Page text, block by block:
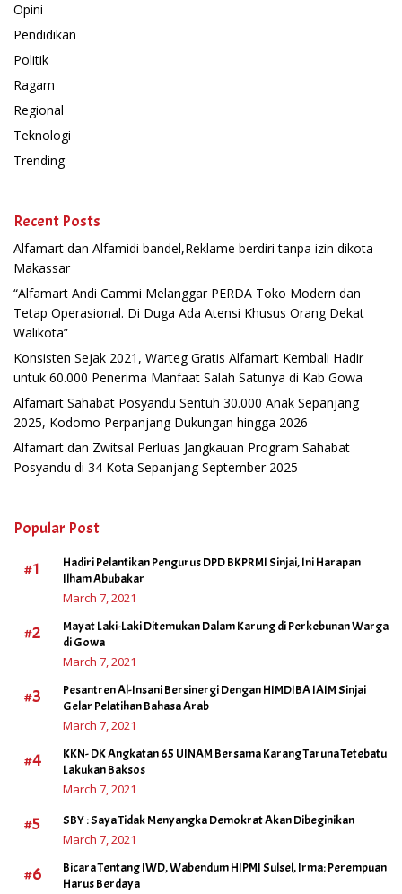
Opini
Pendidikan
Politik
Ragam
Regional
Teknologi
Trending
Recent Posts
Alfamart dan Alfamidi bandel,Reklame berdiri tanpa izin dikota
Makassar
“Alfamart Andi Cammi Melanggar PERDA Toko Modern dan
Tetap Operasional. Di Duga Ada Atensi Khusus Orang Dekat
Walikota”
Konsisten Sejak 2021, Warteg Gratis Alfamart Kembali Hadir
untuk 60.000 Penerima Manfaat Salah Satunya di Kab Gowa
Alfamart Sahabat Posyandu Sentuh 30.000 Anak Sepanjang
2025, Kodomo Perpanjang Dukungan hingga 2026
Alfamart dan Zwitsal Perluas Jangkauan Program Sahabat
Posyandu di 34 Kota Sepanjang September 2025
Popular Post
#1
Hadiri Pelantikan Pengurus DPD BKPRMI Sinjai, Ini Harapan
Ilham Abubakar
March 7, 2021
#2
Mayat Laki-Laki Ditemukan Dalam Karung di Perkebunan Warga
di Gowa
March 7, 2021
#3
Pesantren Al-Insani Bersinergi Dengan HIMDIBA IAIM Sinjai
Gelar Pelatihan Bahasa Arab
March 7, 2021
#4
KKN- DK Angkatan 65 UINAM Bersama Karang Taruna Tetebatu
Lakukan Baksos
March 7, 2021
#5 SBY : Saya Tidak Menyangka Demokrat Akan Dibeginikan
March 7, 2021
#6
Bicara Tentang IWD, Wabendum HIPMI Sulsel, Irma: Perempuan
Harus Berdaya